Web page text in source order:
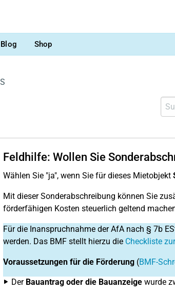
Blog Shop
Feldhilfe: Wollen Sie
Wählen Sie "ja", wenn Sie für dieses Mietobjekt
Mit dieser Sonderabschreibung können Sie
förderfähigen Kosten steuerlich geltend
Für die Inanspruchnahme der AfA nach § 7b
werden. Das BMF stellt hierzu die Checkliste
Voraussetzungen für die Förderung(BMF-
Der Bauantrag oder die Bauanzeigewurde